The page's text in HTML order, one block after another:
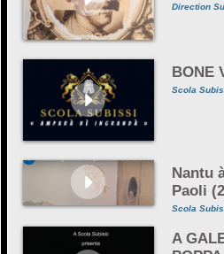
Direction
BONE
Scola
Nantu
Paoli
Scola
A